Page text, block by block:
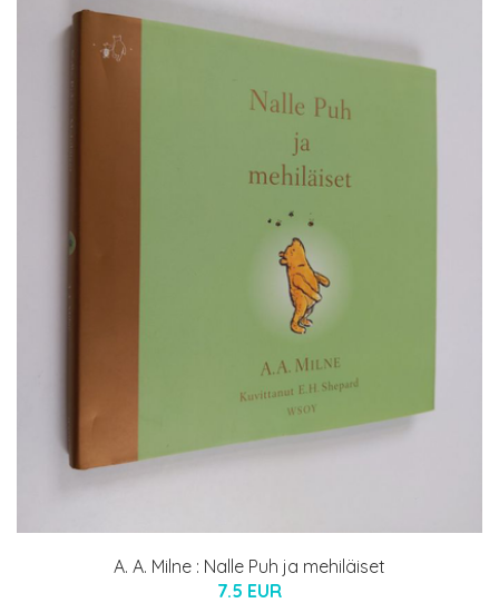
A. A. Milne : Nalle Puh ja mehiläiset
7.5 EUR